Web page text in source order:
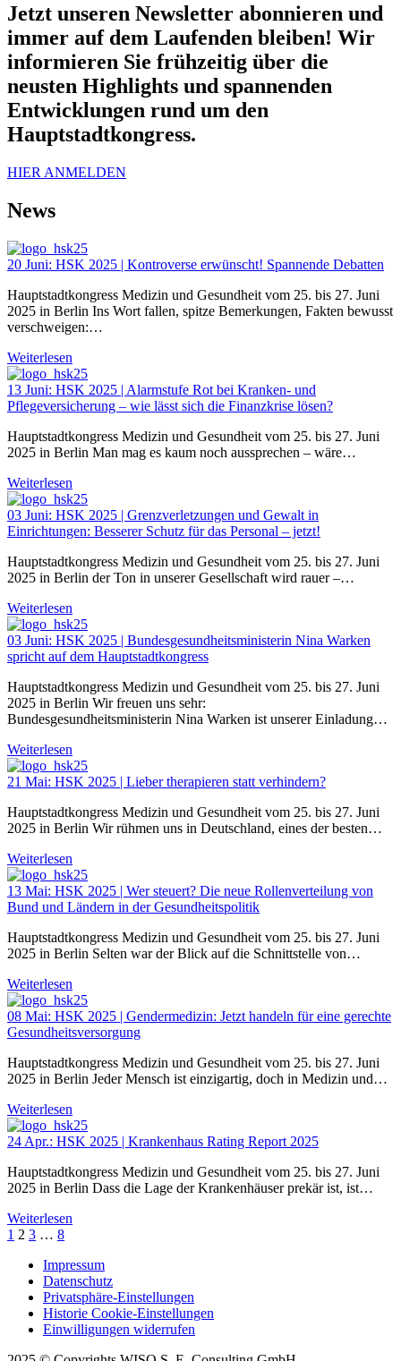
Jetzt unseren Newsletter abonnieren und
immer auf dem Laufenden bleiben! Wir
informieren Sie frühzeitig über die
neusten Highlights und spannenden
Entwicklungen rund um den
Hauptstadtkongress.
HIER ANMELDEN
News
20 Juni: HSK 2025 | Kontroverse erwünscht! Spannende Debatten
Hauptstadtkongress Medizin und Gesundheit vom 25. bis 27. Juni
2025 in Berlin Ins Wort fallen, spitze Bemerkungen, Fakten bewusst
verschweigen:…
Weiterlesen
13 Juni: HSK 2025 | Alarmstufe Rot bei Kranken- und
Pflegeversicherung – wie lässt sich die Finanzkrise lösen?
Hauptstadtkongress Medizin und Gesundheit vom 25. bis 27. Juni
2025 in Berlin Man mag es kaum noch aussprechen – wäre…
Weiterlesen
03 Juni: HSK 2025 | Grenzverletzungen und Gewalt in
Einrichtungen: Besserer Schutz für das Personal – jetzt!
Hauptstadtkongress Medizin und Gesundheit vom 25. bis 27. Juni
2025 in Berlin der Ton in unserer Gesellschaft wird rauer –…
Weiterlesen
03 Juni: HSK 2025 | Bundesgesundheitsministerin Nina Warken
spricht auf dem Hauptstadtkongress
Hauptstadtkongress Medizin und Gesundheit vom 25. bis 27. Juni
2025 in Berlin Wir freuen uns sehr:
Bundesgesundheitsministerin Nina Warken ist unserer Einladung…
Weiterlesen
21 Mai: HSK 2025 | Lieber therapieren statt verhindern?
Hauptstadtkongress Medizin und Gesundheit vom 25. bis 27. Juni
2025 in Berlin Wir rühmen uns in Deutschland, eines der besten…
Weiterlesen
13 Mai: HSK 2025 | Wer steuert? Die neue Rollenverteilung von
Bund und Ländern in der Gesundheitspolitik
Hauptstadtkongress Medizin und Gesundheit vom 25. bis 27. Juni
2025 in Berlin Selten war der Blick auf die Schnittstelle von…
Weiterlesen
08 Mai: HSK 2025 | Gendermedizin: Jetzt handeln für eine gerechte
Gesundheitsversorgung
Hauptstadtkongress Medizin und Gesundheit vom 25. bis 27. Juni
2025 in Berlin Jeder Mensch ist einzigartig, doch in Medizin und…
Weiterlesen
24 Apr.: HSK 2025 | Krankenhaus Rating Report 2025
Hauptstadtkongress Medizin und Gesundheit vom 25. bis 27. Juni
2025 in Berlin Dass die Lage der Krankenhäuser prekär ist, ist…
Weiterlesen
1 2 3 … 8
Impressum
Datenschutz
Privatsphäre-Einstellungen
Historie Cookie-Einstellungen
Einwilligungen widerrufen